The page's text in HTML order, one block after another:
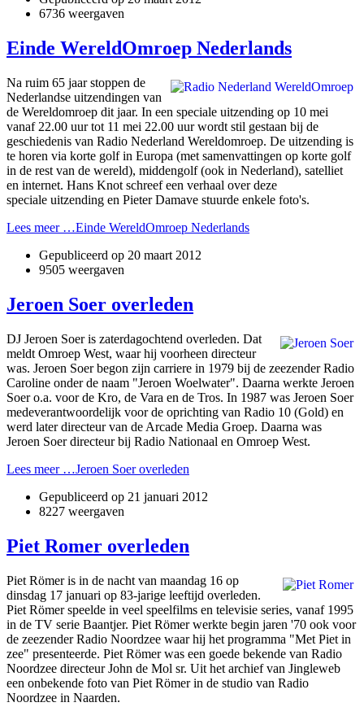
6736 weergaven
Einde WereldOmroep Nederlands
Na ruim 65 jaar stoppen de
Nederlandse uitzendingen van
de Wereldomroep dit jaar. In een speciale uitzending op 10 mei
vanaf 22.00 uur tot 11 mei 22.00 uur wordt stil gestaan bij de
geschiedenis van Radio Nederland Wereldomroep. De uitzending is
te horen via korte golf in Europa (met samenvattingen op korte golf
in de rest van de wereld), middengolf (ook in Nederland), satelliet
en internet. Hans Knot schreef een verhaal over deze
speciale uitzending en Pieter Damave stuurde enkele foto's.
Lees meer …Einde WereldOmroep Nederlands
Gepubliceerd op 20 maart 2012
9505 weergaven
Jeroen Soer overleden
DJ Jeroen Soer is zaterdagochtend overleden. Dat
meldt Omroep West, waar hij voorheen directeur
was. Jeroen Soer begon zijn carriere in 1979 bij de zeezender Radio
Caroline onder de naam "Jeroen Woelwater". Daarna werkte Jeroen
Soer o.a. voor de Kro, de Vara en de Tros. In 1987 was Jeroen Soer
medeverantwoordelijk voor de oprichting van Radio 10 (Gold) en
werd later directeur van de Arcade Media Groep. Daarna was
Jeroen Soer directeur bij Radio Nationaal en Omroep West.
Lees meer …Jeroen Soer overleden
Gepubliceerd op 21 januari 2012
8227 weergaven
Piet Romer overleden
Piet Römer is in de nacht van maandag 16 op
dinsdag 17 januari op 83-jarige leeftijd overleden.
Piet Römer speelde in veel speelfilms en televisie series, vanaf 1995
in de TV serie Baantjer. Piet Römer werkte begin jaren '70 ook voor
de zeezender Radio Noordzee waar hij het programma "Met Piet in
zee" presenteerde. Piet Römer was een goede bekende van Radio
Noordzee directeur John de Mol sr. Uit het archief van Jingleweb
een onbekende foto van Piet Römer in de studio van Radio
Noordzee in Naarden.